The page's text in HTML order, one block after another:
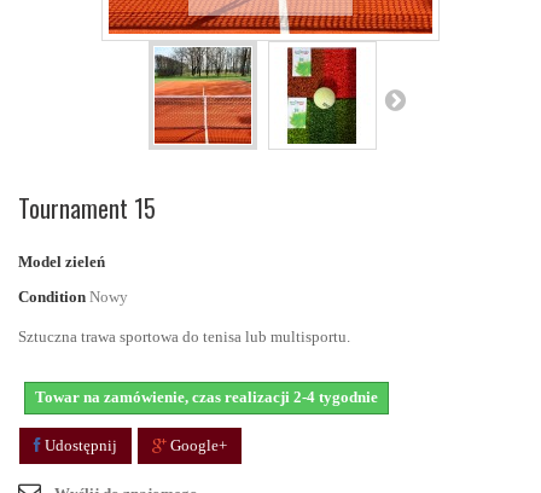
Tournament 15
Model zieleń
Condition Nowy
Sztuczna trawa sportowa do tenisa lub multisportu.
Towar na zamówienie, czas realizacji 2-4 tygodnie
Udostępnij Google+